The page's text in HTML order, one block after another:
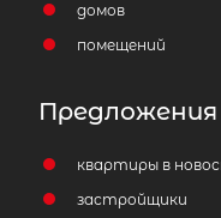
домов
помещений
квартиры в
застройщики